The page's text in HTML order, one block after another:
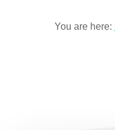
You are here: